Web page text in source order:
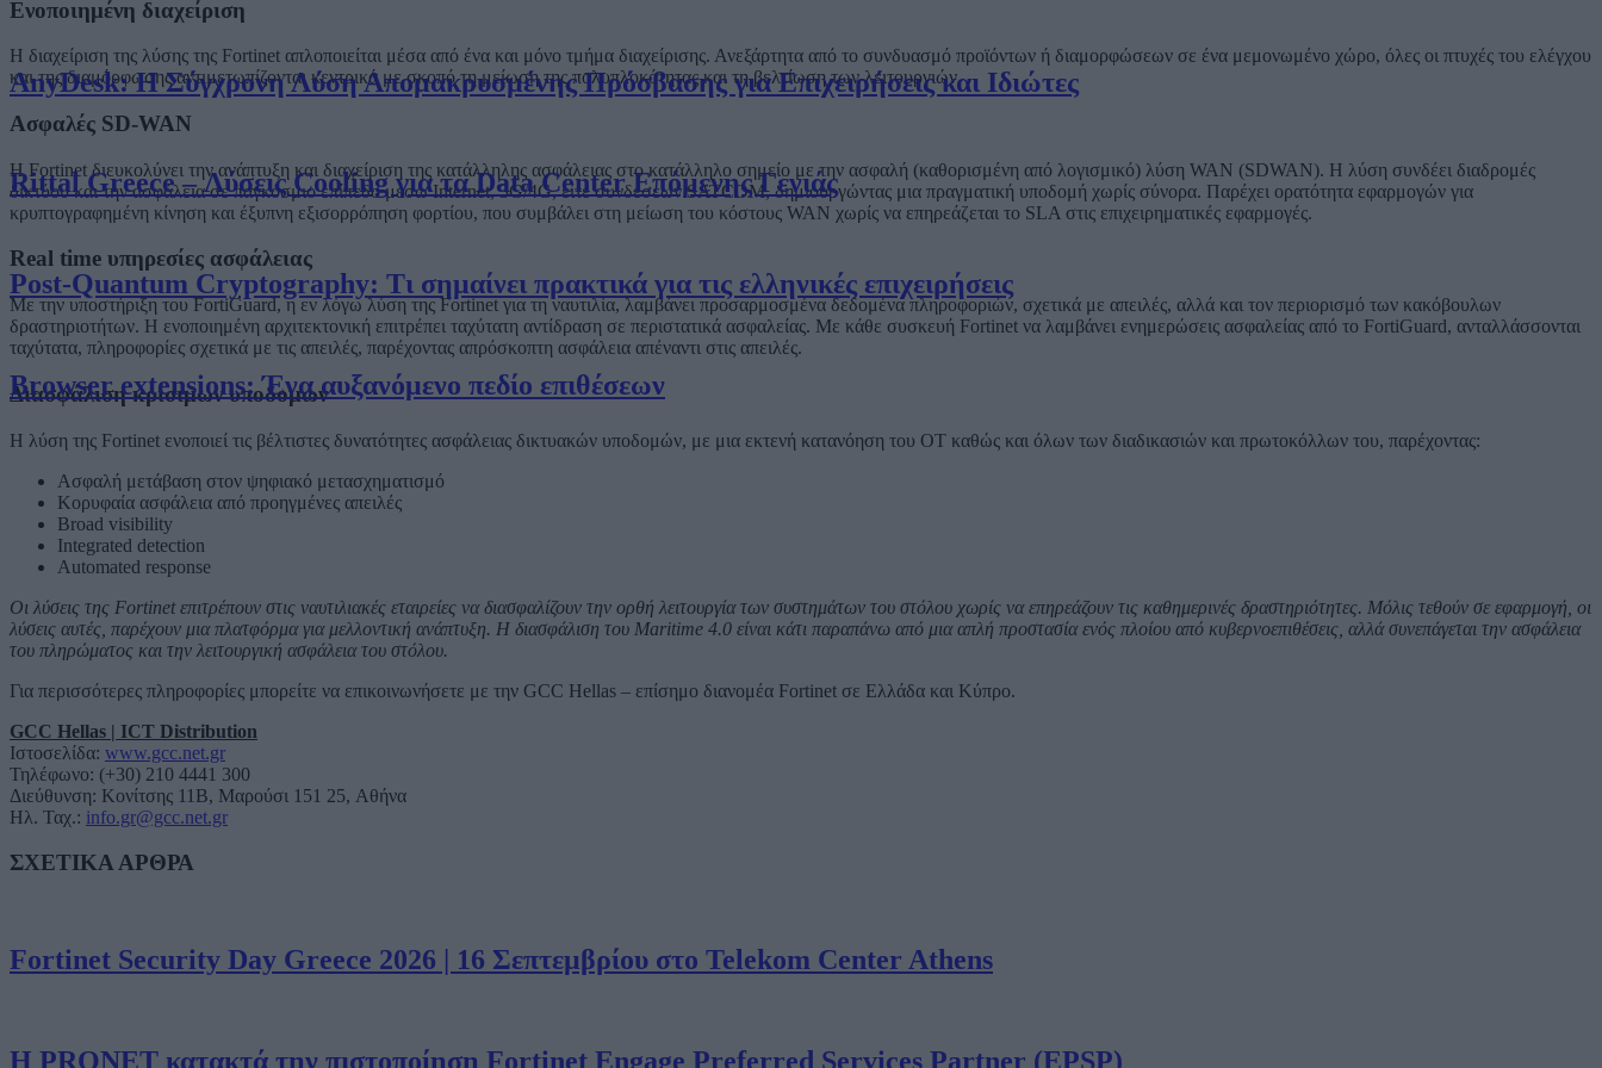
AnyDesk: Η Σύγχρονη Λύση Απομακρυσμένης Πρόσβασης για Επιχειρήσεις και Ιδιώτες
Rittal Greece – Λύσεις Cooling για τα Data Center Επόμενης Γενιάς
Post-Quantum Cryptography: Τι σημαίνει πρακτικά για τις ελληνικές επιχειρήσεις
Browser extensions: Ένα αυξανόμενο πεδίο επιθέσεων
Ενοποιημένη διαχείριση
Η διαχείριση της λύσης της Fortinet απλοποιείται μέσα από ένα και μόνο τμήμα διαχείρισης. Ανεξάρτητα από το συνδυασμό προϊόντων ή διαμορφώσεων σε ένα μεμονωμένο χώρο, όλες οι πτυχές του ελέγχου
και της διαμόρφωσης αντιμετωπίζονται κεντρικά με σκοπό τη μείωση της πολυπλοκότητας και τη βελτίωση των λειτουργιών.
Ασφαλές SD-WAN
H Fortinet διευκολύνει την ανάπτυξη και διαχείριση της κατάλληλης ασφάλειας στο κατάλληλο σημείο με την ασφαλή (καθορισμένη από λογισμικό) λύση WAN (SDWAN). Η λύση συνδέει διαδρομές
δικτύου και την ασφάλεια σε παγκόσμιο επίπεδο μέσω Internet, 3G/4G, είτε συνδέσεων SATCOM, δημιουργώντας μια πραγματική υποδομή χωρίς σύνορα. Παρέχει ορατότητα εφαρμογών για
κρυπτογραφημένη κίνηση και έξυπνη εξισορρόπηση φορτίου, που συμβάλει στη μείωση του κόστους WAN χωρίς να επηρεάζεται το SLA στις επιχειρηματικές εφαρμογές.
Real time υπηρεσίες ασφάλειας
Με την υποστήριξη του FortiGuard, η εν λόγω λύση της Fortinet για τη ναυτιλία, λαμβάνει προσαρμοσμένα δεδομένα πληροφοριών, σχετικά με απειλές, αλλά και τον περιορισμό των κακόβουλων
δραστηριοτήτων. Η ενοποιημένη αρχιτεκτονική επιτρέπει ταχύτατη αντίδραση σε περιστατικά ασφαλείας. Με κάθε συσκευή Fortinet να λαμβάνει ενημερώσεις ασφαλείας από το FortiGuard, ανταλλάσσονται
ταχύτατα, πληροφορίες σχετικά με τις απειλές, παρέχοντας απρόσκοπτη ασφάλεια απέναντι στις απειλές.
Διασφάλιση κρίσιμων υποδομών
Η λύση της Fortinet ενοποιεί τις βέλτιστες δυνατότητες ασφάλειας δικτυακών υποδομών, με μια εκτενή κατανόηση του OT καθώς και όλων των διαδικασιών και πρωτοκόλλων του, παρέχοντας:
Ασφαλή μετάβαση στον ψηφιακό μετασχηματισμό
Κορυφαία ασφάλεια από προηγμένες απειλές
Broad visibility
Integrated detection
Automated response
Οι λύσεις της Fortinet επιτρέπουν στις ναυτιλιακές εταιρείες να διασφαλίζουν την ορθή λειτουργία των συστημάτων του στόλου χωρίς να επηρεάζουν τις καθημερινές δραστηριότητες. Μόλις τεθούν σε εφαρμογή, οι
λύσεις αυτές, παρέχουν μια πλατφόρμα για μελλοντική ανάπτυξη. Η διασφάλιση του Maritime 4.0 είναι κάτι παραπάνω από μια απλή προστασία ενός πλοίου από κυβερνοεπιθέσεις, αλλά συνεπάγεται την ασφάλεια
του πληρώματος και την λειτουργική ασφάλεια του στόλου.
Για περισσότερες πληροφορίες μπορείτε να επικοινωνήσετε με την GCC Hellas – επίσημο διανομέα Fortinet σε Ελλάδα και Κύπρο.
GCC Hellas | ICT Distribution
Ιστοσελίδα: www.gcc.net.gr
Τηλέφωνο: (+30) 210 4441 300
Διεύθυνση: Κονίτσης 11B, Μαρούσι 151 25, Aθήνα
Ηλ. Ταχ.: info.gr@gcc.net.gr
ΣΧΕΤΙΚΑ ΑΡΘΡΑ
Fortinet Security Day Greece 2026 | 16 Σεπτεμβρίου στο Telekom Center Athens
Η PRONET κατακτά την πιστοποίηση Fortinet Engage Preferred Services Partner (EPSP)